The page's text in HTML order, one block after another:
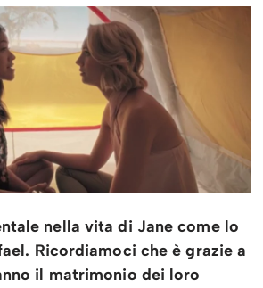
nella vita di Jane come lo
Ricordiamoci che è grazie a
il matrimonio dei loro